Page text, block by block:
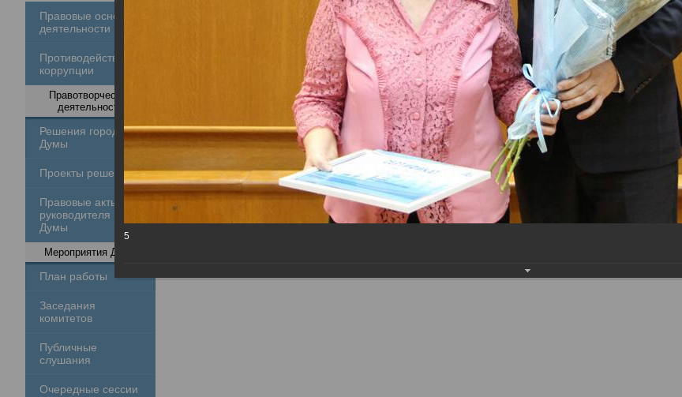
Правовые основы
деятельности
Противодействие
коррупции
Правотворческая
деятельность
Решения городской
Думы
Проекты решений
Правовые акты
руководителя
Думы
Мероприятия Думы
План работы
Заседания
комитетов
Публичные
слушания
Очередные сессии
5